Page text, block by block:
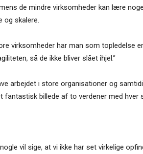
de mindre virksomheder kan lære
og skalere.
virksomheder har man som topledelse
så de ikke bliver slået ihjel.”
arbejdet i store organisationer og
fantastisk billede af to verdener med hver
vil sige, at vi ikke har set virkelige